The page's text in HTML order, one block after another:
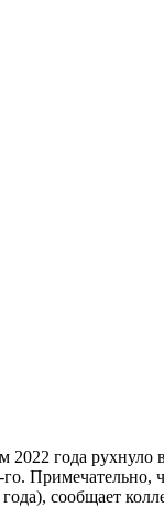
года рухнуло
Примечательно,
сообщает